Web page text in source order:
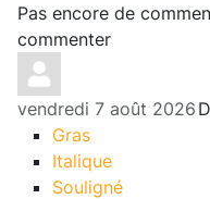
Pas encore de
commenter
vendredi 7 août 2026
Gras
Italique
Souligné